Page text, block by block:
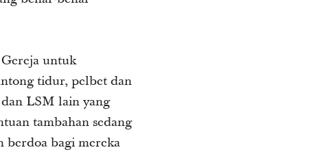
untuk
tidur, pelbet dan
LSM lain yang
tambahan sedang
berdoa bagi mereka